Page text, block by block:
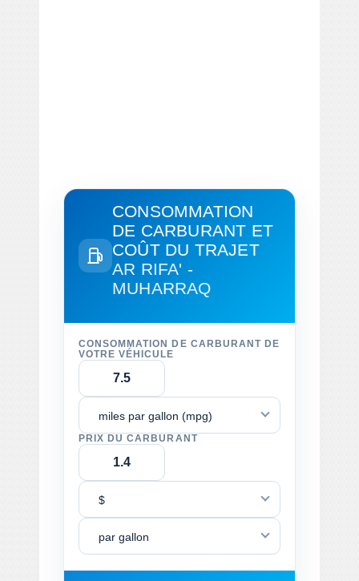
CONSOMMATION
DE CARBURANT ET
COÛT DU TRAJET
AR RIFA' -
MUHARRAQ
CONSOMMATION DE CARBURANT DE
VOTRE VÉHICULE
miles par gallon (mpg)
PRIX DU CARBURANT
$
par gallon